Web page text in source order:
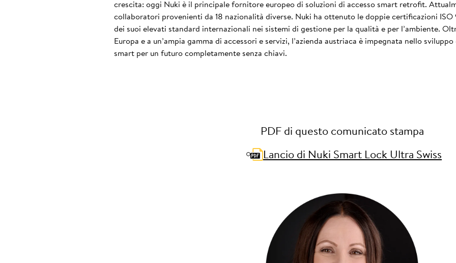
crescita: oggi Nuki è il principale fornitore europeo di soluzioni di accesso smart retrofit.
collaboratori provenienti da 18 nazionalità diverse. Nuki ha ottenuto le doppie certificazioni ISO
dei suoi elevati standard internazionali nei sistemi di gestione per la qualità e per l’ambiente.
Europa e a un’ampia gamma di accessori e servizi, l’azienda austriaca è impegnata nello
smart per un futuro completamente senza chiavi.
PDF di questo comunicato stampa
Lancio di Nuki Smart Lock Ultra Swiss